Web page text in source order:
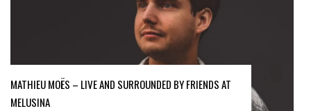
MATHIEU MOËS – LIVE AND SURROUNDED BY FRIENDS AT
MELUSINA